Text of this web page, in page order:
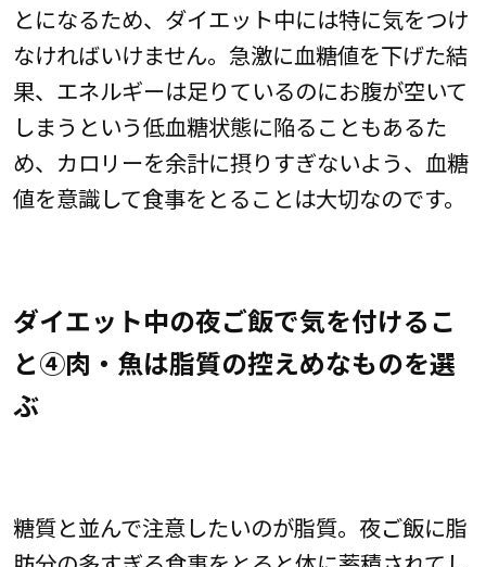
とになるため、ダイエット中には特に気をつけ
なければいけません。急激に血糖値を下げた結
果、エネルギーは足りているのにお腹が空いて
しまうという低血糖状態に陥ることもあるた
め、カロリーを余計に摂りすぎないよう、血糖
値を意識して食事をとることは大切なのです。
ダイエット中の夜ご飯で気を付けるこ
と④肉・魚は脂質の控えめなものを選
ぶ
糖質と並んで注意したいのが脂質。夜ご飯に脂